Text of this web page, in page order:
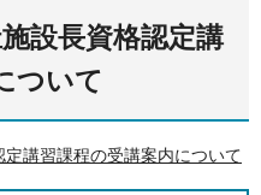
設長資格認定講
ついて
講習課程の受講案内について